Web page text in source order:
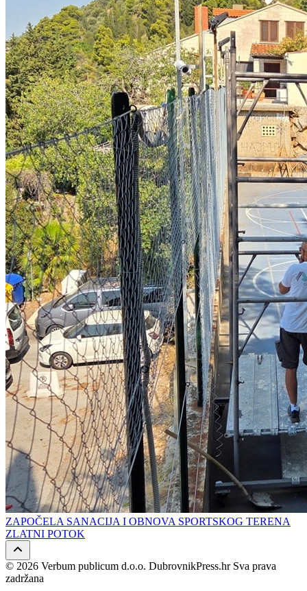
ZAPOČELA SANACIJA I OBNOVA SPORTSKOG TERENA
ZLATNI POTOK
© 2026 Verbum publicum d.o.o. DubrovnikPress.hr Sva prava
zadržana